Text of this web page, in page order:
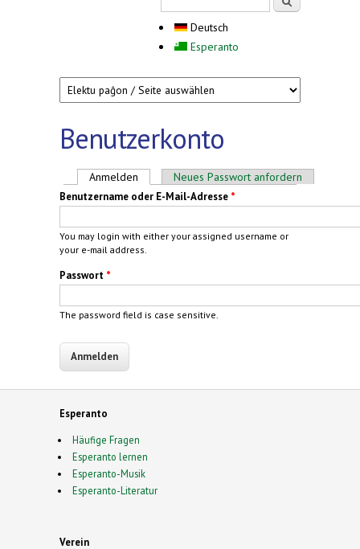
Deutsch
Esperanto
Benutzerkonto
Haupt-Reiter
Anmelden (aktiver Reiter)
Neues Passwort anfordern
Benutzername oder E-Mail-Adresse *
You may login with either your assigned username or
your e-mail address.
Passwort *
The password field is case sensitive.
Esperanto
Häufige Fragen
Esperanto lernen
Esperanto-Musik
Esperanto-Literatur
Verein